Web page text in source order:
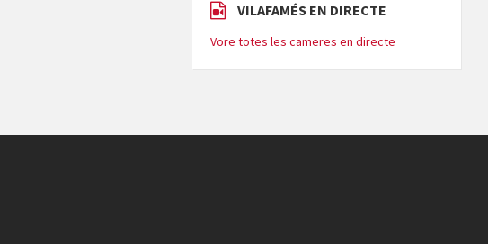
VILAFAMÉS EN DIRECTE
Vore totes les cameres en directe